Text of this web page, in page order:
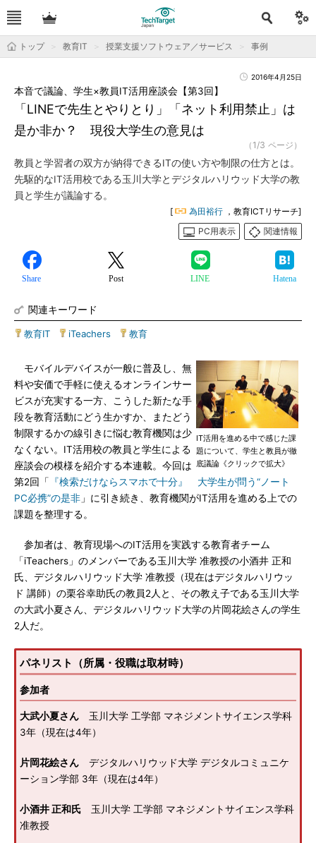
トップ 教育IT 授業支援ソフトウェア／サービス 事例
2016年4月25日
「LINEで先生とやりとり」「ネット利用禁止」は
是か非か？ 現役大学生の意見は
本音で議論、学生×教員IT活用座談会【第3回】
（1/3 ページ）
教員と学習者の双方が納得できるITの使い方や制限の仕方とは。
先駆的なIT活用校である玉川大学とデジタルハリウッド大学の教
員と学生が議論する。
[ 為田裕行 ，教育ICTリサーチ]
PC用表示
関連情報
Share Post LINE Hatena
関連キーワード
教育IT iTeachers 教育
IT活用を進める中で感じた課
題について、学生と教員が徹
底議論《クリックで拡大》
モバイルデバイスが一般に普及し、無
料や安価で手軽に使えるオンラインサー
ビスが充実する一方、こうした新たな手
段を教育活動にどう生かすか、またどう
制限するかの線引きに悩む教育機関は少
なくない。IT活用校の教員と学生による
座談会の模様を紹介する本連載。今回は
第2回「
『検索だけならスマホで十分』 大学生が問う“ノート
PC必携”の是非 」に引き続き、教育機関がIT活用を進める上での
課題を整理する。
参加者は、教育現場へのIT活用を実践する教育者チーム
「iTeachers」のメンバーである玉川大学 准教授の小酒井 正和
氏、デジタルハリウッド大学 准教授（現在はデジタルハリウッ
ド 講師）の栗谷幸助氏の教員2人と、その教え子である玉川大学
の大武小夏さん、デジタルハリウッド大学の片岡花絵さんの学生
2人だ。
パネリスト（所属・役職は取材時）
参加者
大武小夏さん 玉川大学 工学部 マネジメントサイエンス学科
3年（現在は4年）
片岡花絵さん デジタルハリウッド大学 デジタルコミュニケ
ーション学部 3年（現在は4年）
小酒井 正和氏 玉川大学 工学部 マネジメントサイエンス学科
准教授